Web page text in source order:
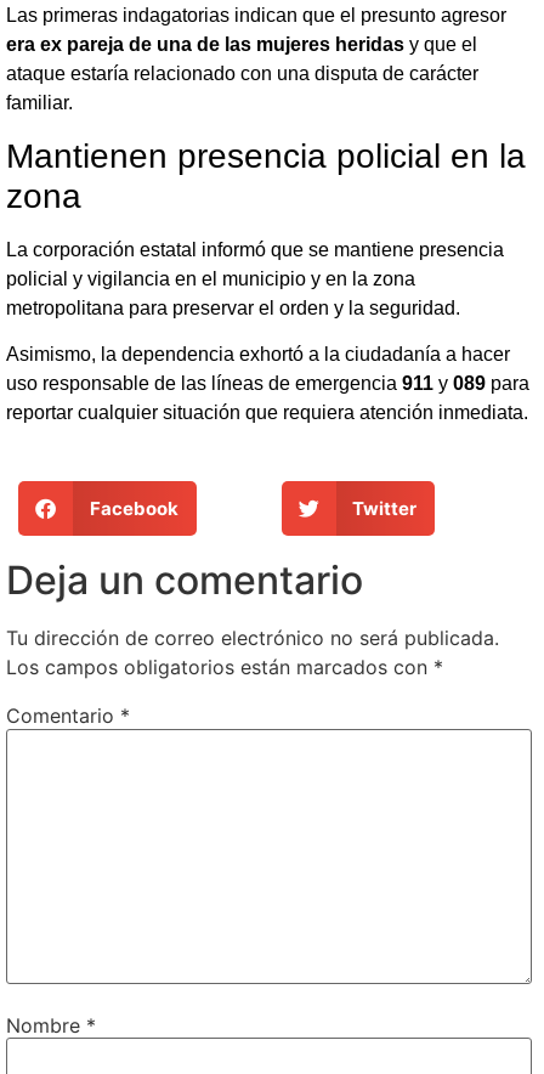
Las primeras indagatorias indican que el presunto agresor
era ex pareja de una de las mujeres heridas y que el
ataque estaría relacionado con una disputa de carácter
familiar.
Mantienen presencia policial en la
zona
La corporación estatal informó que se mantiene presencia
policial y vigilancia en el municipio y en la zona
metropolitana para preservar el orden y la seguridad.
Asimismo, la dependencia exhortó a la ciudadanía a hacer
uso responsable de las líneas de emergencia 911 y 089 para
reportar cualquier situación que requiera atención inmediata.
Facebook Twitter
Deja un comentario
Tu dirección de correo electrónico no será publicada.
Los campos obligatorios están marcados con *
Comentario *
Nombre *